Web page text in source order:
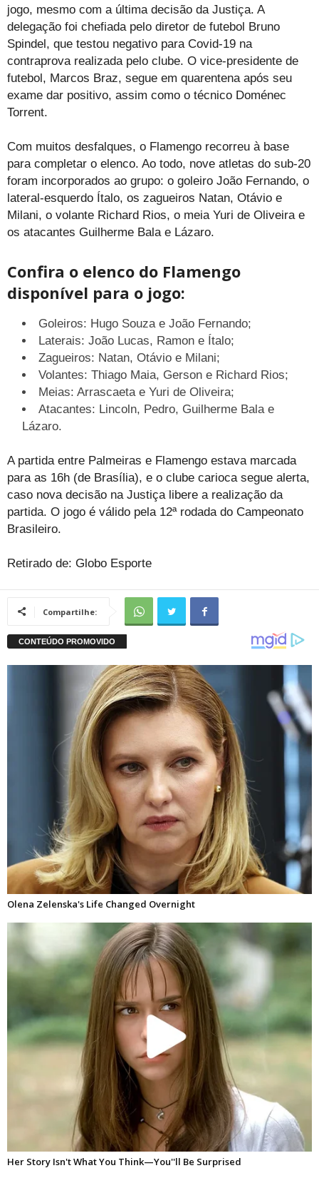
jogo, mesmo com a última decisão da Justiça. A
delegação foi chefiada pelo diretor de futebol Bruno
Spindel, que testou negativo para Covid-19 na
contraprova realizada pelo clube. O vice-presidente de
futebol, Marcos Braz, segue em quarentena após seu
exame dar positivo, assim como o técnico Doménec
Torrent.
Com muitos desfalques, o Flamengo recorreu à base
para completar o elenco. Ao todo, nove atletas do sub-20
foram incorporados ao grupo: o goleiro João Fernando, o
lateral-esquerdo Ítalo, os zagueiros Natan, Otávio e
Milani, o volante Richard Rios, o meia Yuri de Oliveira e
os atacantes Guilherme Bala e Lázaro.
Confira o elenco do Flamengo
disponível para o jogo:
Goleiros: Hugo Souza e João Fernando;
Laterais: João Lucas, Ramon e Ítalo;
Zagueiros: Natan, Otávio e Milani;
Volantes: Thiago Maia, Gerson e Richard Rios;
Meias: Arrascaeta e Yuri de Oliveira;
Atacantes: Lincoln, Pedro, Guilherme Bala e
Lázaro.
A partida entre Palmeiras e Flamengo estava marcada
para as 16h (de Brasília), e o clube carioca segue alerta,
caso nova decisão na Justiça libere a realização da
partida. O jogo é válido pela 12ª rodada do Campeonato
Brasileiro.
Retirado de: Globo Esporte
Compartilhe: